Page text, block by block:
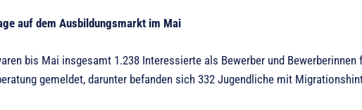
auf dem Ausbildungsmarkt im Mai
bis Mai insgesamt 1.238 Interessierte als Bewerber und
gemeldet, darunter befanden sich 332 Jugendliche mit